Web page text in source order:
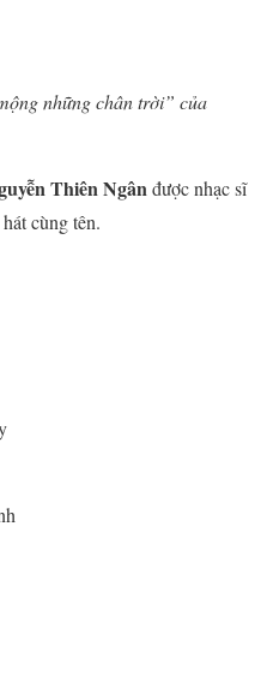
những chân trời” của
Thiên Ngânđược nhạc sĩ
cùng tên.